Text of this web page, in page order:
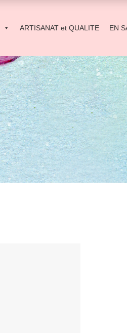
ARTISANAT et QUALITE EN